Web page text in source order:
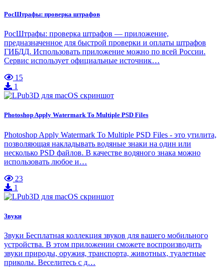
РосШтрафы: проверка штрафов
РосШтрафы: проверка штрафов — приложение,
предназначенное для быстрой проверки и оплаты штрафов
ГИБДД. Использовать приложение можно по всей России.
Сервис использует официальные источник…
15
1
Photoshop Apply Watermark To Multiple PSD Files
Photoshop Apply Watermark To Multiple PSD Files - это утилита,
позволяющая накладывать водяные знаки на один или
несколько PSD файлов. В качестве водяного знака можно
использовать любое и…
23
1
Звуки
Звуки Бесплатная коллекция звуков для вашего мобильного
устройства. В этом приложении сможете воспроизводить
звуки природы, оружия, транспорта, животных, туалетные
приколы. Веселитесь с д…